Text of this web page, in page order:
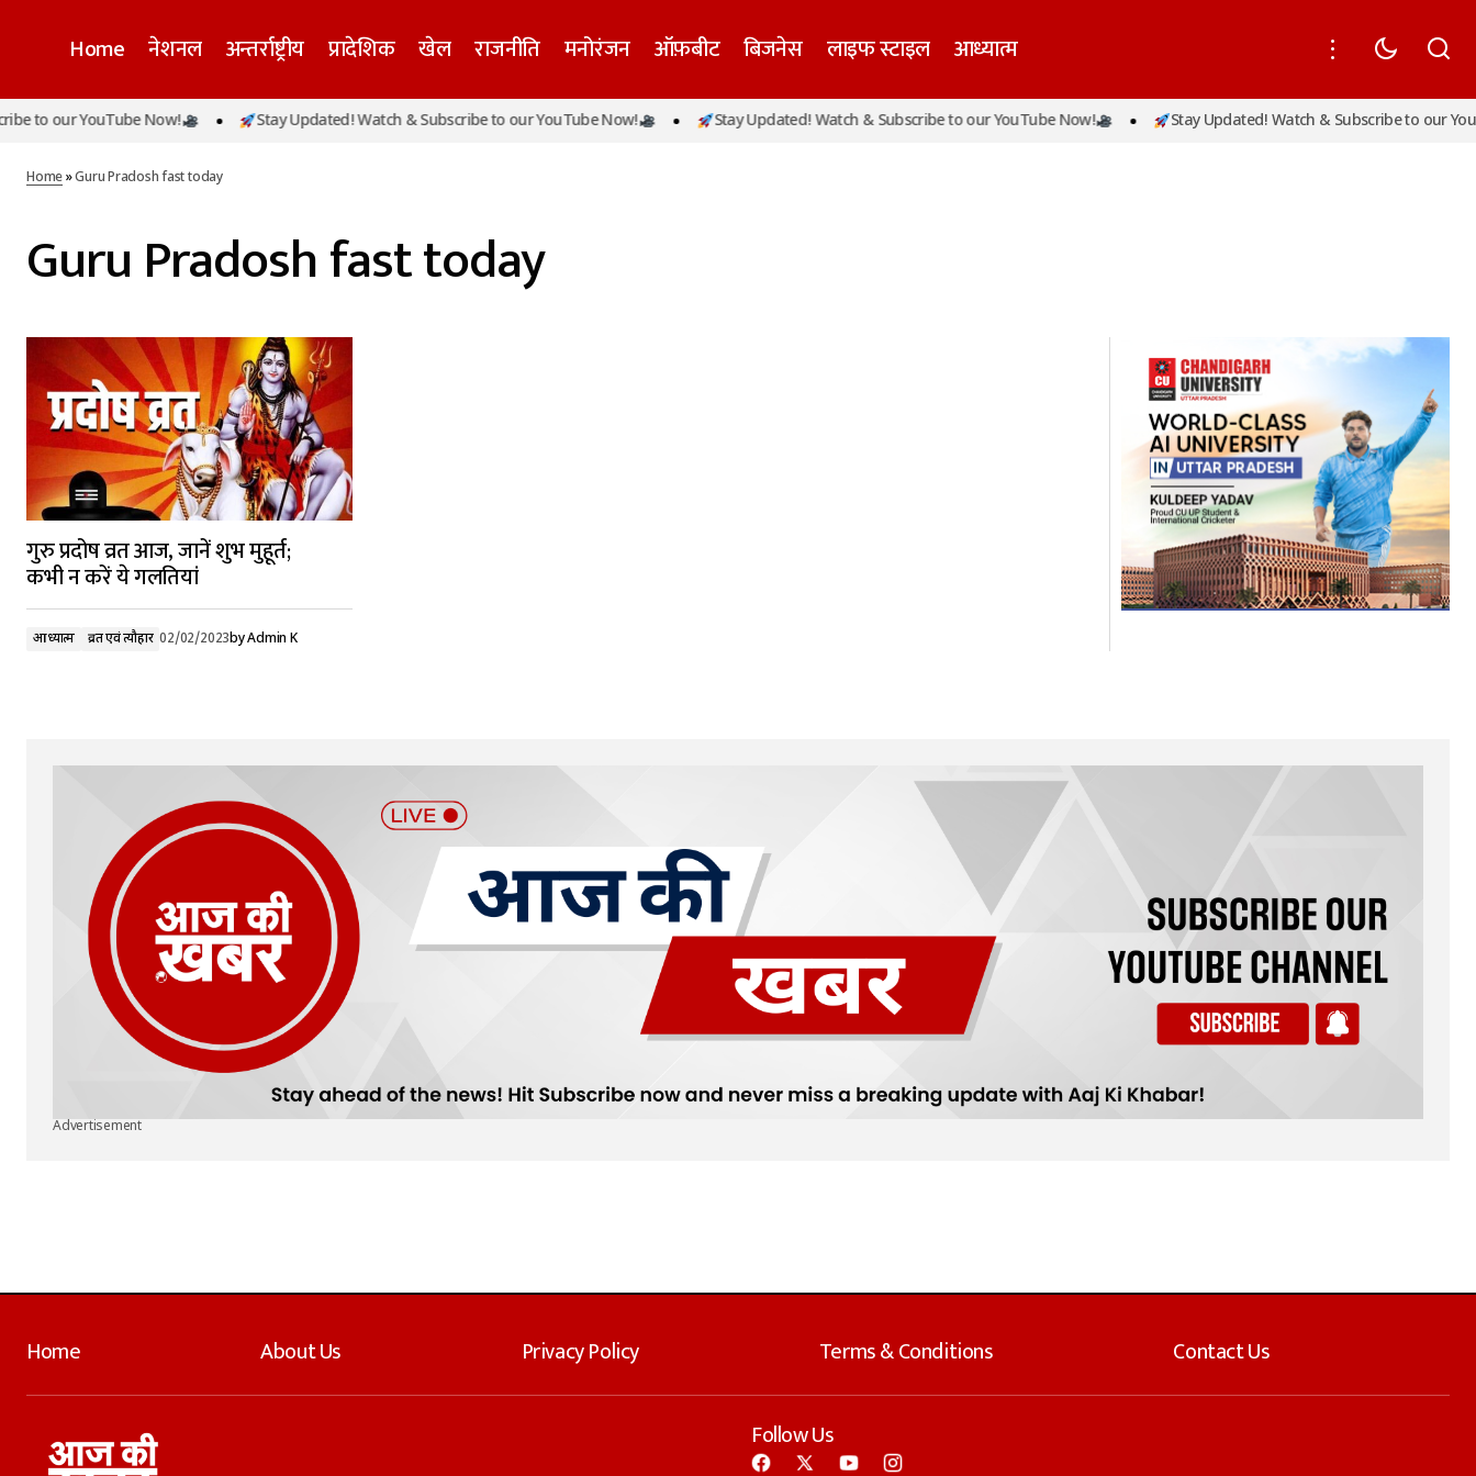
Home नेशनल अन्तर्राष्ट्रीय प्रादेशिक खेल राजनीति मनोरंजन ऑफ़बीट बिजनेस लाइफ स्टाइल आध्यात्म
to our YouTube Now! Stay Updated! Watch & Subscribe to our YouTube Now! Stay Updated! Watch & Subscribe to our YouTube Now! Stay Updated! Watch & Subscribe to our
Home»Guru Pradosh fast today
Guru Pradosh fast today
गुरु प्रदोष व्रत आज, जानें शुभ मुहूर्त;
कभी न करें ये गलतियां
आध्यात्म व्रत एवं त्यौहार 02/02/2023byAdmin K
Advertisement
Home About Us Privacy Policy Terms & Conditions Contact Us
Follow Us